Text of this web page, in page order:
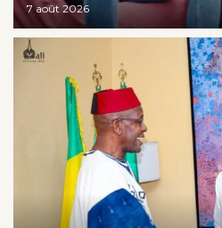
7 août 2026